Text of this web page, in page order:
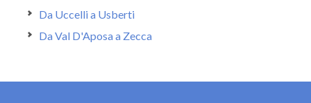
Da Uccelli a Usberti
Da Val D'Aposa a Zecca